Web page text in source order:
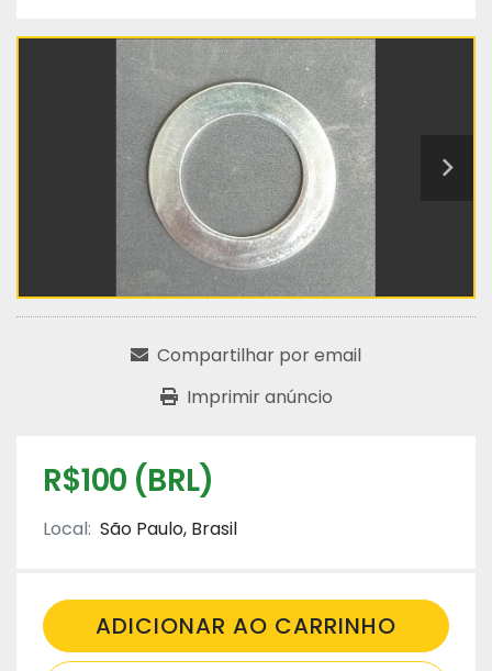
Compartilhar por email
Imprimir anúncio
R$100 (BRL)
Local: São Paulo, Brasil
ADICIONAR AO CARRINHO